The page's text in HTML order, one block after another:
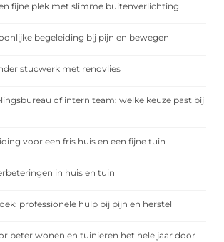
fijne plek met slimme buitenverlichting
begeleiding bij pijn en bewegen
stucwerk met renovlies
of intern team: welke keuze past bij
voor een fris huis en een fijne tuin
in huis en tuin
professionele hulp bij pijn en herstel
beter wonen en tuinieren het hele jaar door